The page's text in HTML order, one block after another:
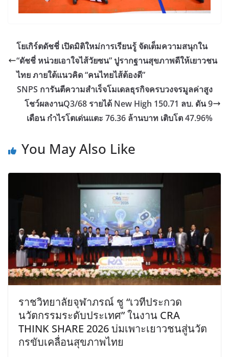
โยเกิร์ตดัชชี่ เปิดมิติใหม่การเรียนรู้ จัดเต็มความสนุกใน
“ดัชชี่ หน่วยเอาใจไส้วัยซน” ปูรากฐานสุขภาพดีให้เยาวชน
ไทย ภายใต้แนวคิด “คนไทยไส้ต้องดี”
SNPS การันตีความสำเร็จโมเดลธุรกิจครบวงจรมูลค่าสูง
โชว์ผลงานQ3/68 รายได้ New High 150.71 ลบ. ดัน 9
เดือน กำไรโตเด่นแตะ 76.36 ล้านบาท เติบโต 47.96%
You May Also Like
ราชวิทยาลัยจุฬาภรณ์ ชู “เวทีประกวด
นวัตกรรมระดับประเทศ” ในงาน CRA
THINK SHARE 2026 บ่มเพาะเยาวชนสู่นวัต
กรขับเคลื่อนสุขภาพไทย